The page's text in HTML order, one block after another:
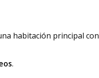
habitación principal con
.